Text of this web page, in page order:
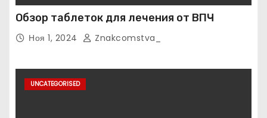
Обзор таблеток для лечения от ВПЧ
Ноя 1, 2024 Znakcomstva_
UNCATEGORISED